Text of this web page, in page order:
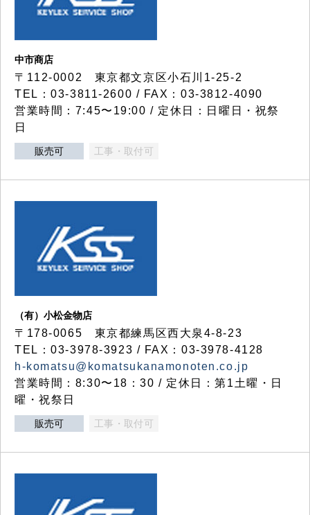
中市商店
〒112-0002 東京都文京区小石川1-25-2
TEL：03-3811-2600 / FAX：03-3812-4090
営業時間：7:45〜19:00 / 定休日：日曜日・祝祭
日
販売可 工事・取付可
（有）小松金物店
〒178-0065 東京都練馬区西大泉4-8-23
TEL：03-3978-3923 / FAX：03-3978-4128
h-komatsu@komatsukanamonoten.co.jp
営業時間：8:30〜18：30 / 定休日：第1土曜・日
曜・祝祭日
販売可 工事・取付可